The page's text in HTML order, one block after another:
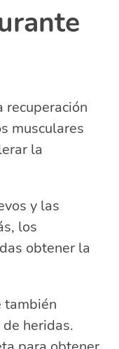
musculares
la
y las
los
obtener la
también
heridas.